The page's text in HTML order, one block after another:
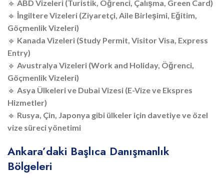
🔹 ABD Vizeleri (Turistik, Öğrenci, Çalışma, Green Card)
🔹 İngiltere Vizeleri (Ziyaretçi, Aile Birleşimi, Eğitim,
Göçmenlik Vizeleri)
🔹 Kanada Vizeleri (Study Permit, Visitor Visa, Express
Entry)
🔹 Avustralya Vizeleri (Work and Holiday, Öğrenci,
Göçmenlik Vizeleri)
🔹 Asya Ülkeleri ve Dubai Vizesi (E-Vize ve Ekspres
Hizmetler)
🔹 Rusya, Çin, Japonya gibi ülkeler için davetiye ve özel
vize süreci yönetimi
Ankara’daki Başlıca Danışmanlık
Bölgeleri